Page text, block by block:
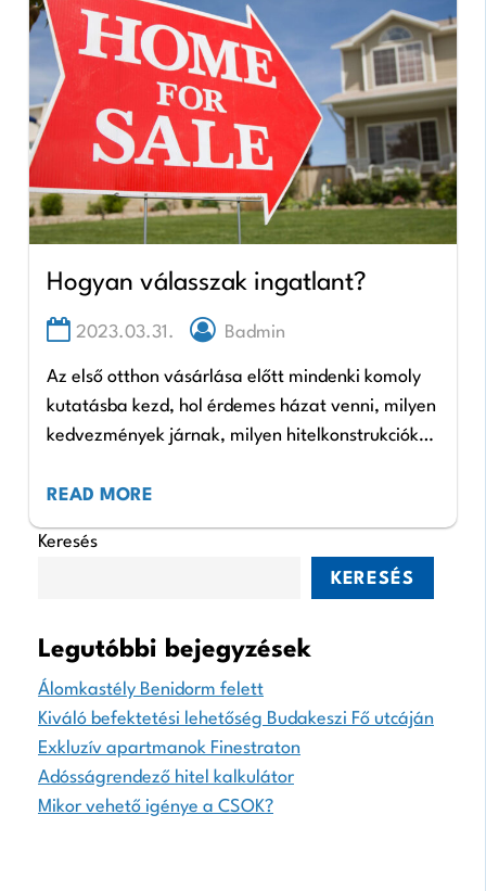
Hogyan válasszak ingatlant?
2023.03.31. Badmin
Az első otthon vásárlása előtt mindenki komoly
kutatásba kezd, hol érdemes házat venni, milyen
kedvezmények járnak, milyen hitelkonstrukciók
tulajdonosoktól és még sok más dolgot. Sok…
READ MORE
Keresés
KERESÉS
Legutóbbi bejegyzések
Álomkastély Benidorm felett
Kiváló befektetési lehetőség Budakeszi Fő utcáján
Exkluzív apartmanok Finestraton
Adósságrendező hitel kalkulátor
Mikor vehető igénye a CSOK?